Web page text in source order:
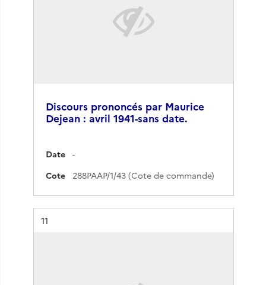
Discours prononcés par Maurice
Dejean : avril 1941-sans date.
Date
-
Cote
288PAAP/1/43 (Cote de commande)
Résultat n°
11